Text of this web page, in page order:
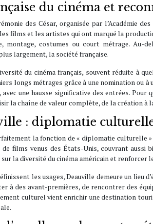
du cinéma et
des César, organisée par l’Académie
films et les artistes qui ont marqué la
montage, costumes ou court métrage. Au-
largement, la société française.
du cinéma français, souvent réduite à
longs métrages grâce à une nomination ou
une hausse significative des entrées. Pour
la chaîne de valeur complète, de la création à
: diplomatie
la fonction de « diplomatie culturelle
films venus des États-Unis, couvrant aussi
la diversité du cinéma américain et renforcer
les usages, Deauville demeure un lieu
à des avant-premières, de rencontrer des
culturel vient enrichir une destination